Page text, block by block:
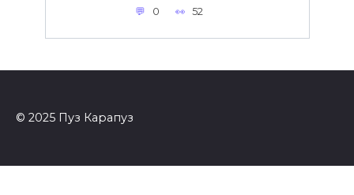
0 52
© 2025 Пуз Карапуз